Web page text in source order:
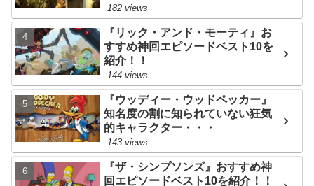
182 views
『リック・アンド・モーティ』お
すすめ神回エピソードベスト10を
紹介！！
144 views
『ウッディー・ウッドペッカー』
知名度の割に知られていない狂気
的キャラクター・・・
143 views
『ザ・シンプソンズ』おすすめ神
回エピソードベスト10を紹介！！